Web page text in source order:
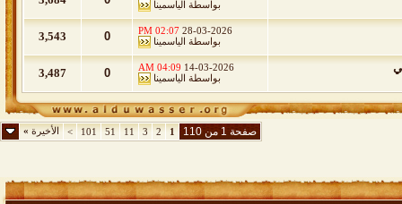
بواسطة الياسمينا
28-03-2026
02:07 PM
بواسطة الياسمينا 0
3,543
14-03-2026
04:09 AM
بواسطة الياسمينا 0
3,487
صفحة 1 من 110 1
2
3
11
51
101
> الأخيرة»